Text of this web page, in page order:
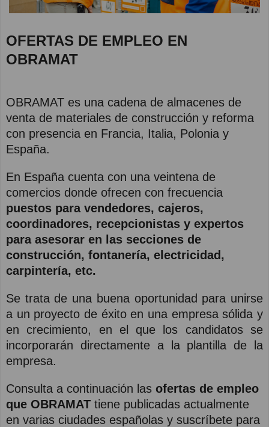
OFERTAS DE EMPLEO EN
OBRAMAT
OBRAMAT es una cadena de almacenes de
venta de materiales de construcción y reforma
con presencia en Francia, Italia, Polonia y
España.
En España cuenta con una veintena de
comercios donde ofrecen con frecuencia
puestos para vendedores, cajeros,
coordinadores, recepcionistas y expertos
para asesorar en las secciones de
construcción, fontanería, electricidad,
carpintería, etc.
Se trata de una buena oportunidad para unirse
a un proyecto de éxito en una empresa sólida y
en crecimiento, en el que los candidatos se
incorporarán directamente a la plantilla de la
empresa.
Consulta a continuación las ofertas de empleo
que OBRAMAT tiene publicadas actualmente
en varias ciudades españolas y suscríbete para